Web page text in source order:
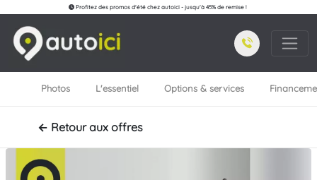
Profitez des promos d'été chez autoici - jusqu'à 45% de remise !
Photos L'essentiel Options & services
← Retour aux offres